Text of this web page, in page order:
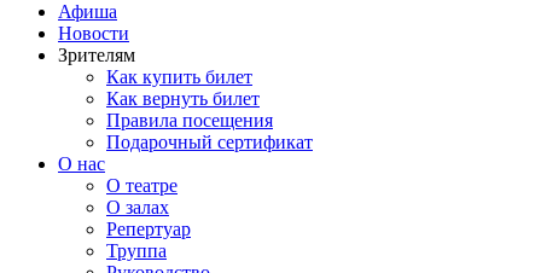
Афиша
Новости
Зрителям
Как купить билет
Как вернуть билет
Правила посещения
Подарочный сертификат
О нас
О театре
О залах
Репертуар
Труппа